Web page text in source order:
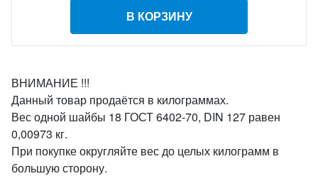
В КОРЗИНУ
ВНИМАНИЕ !!!
Данный товар продаётся в килограммах.
Вес одной шайбы 18 ГОСТ 6402-70, DIN 127 равен
0,00973 кг.
При покупке округляйте вес до целых килограмм в
большую сторону.